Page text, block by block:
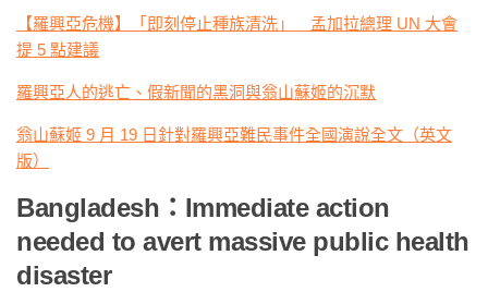
【羅興亞危機】「即刻停止種族清洗」 孟加拉總理 UN 大會
提 5 點建議
羅興亞人的逃亡、假新聞的黑洞與翁山蘇姬的沉默
翁山蘇姬 9 月 19 日針對羅興亞難民事件全國演說全文（英文
版）
Bangladesh： Immediate action
needed to avert massive public health
disaster